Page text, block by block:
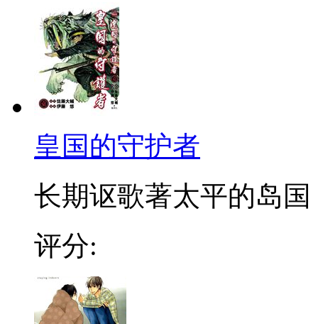
皇国的守护者
长期讴歌著太平的岛
评分: